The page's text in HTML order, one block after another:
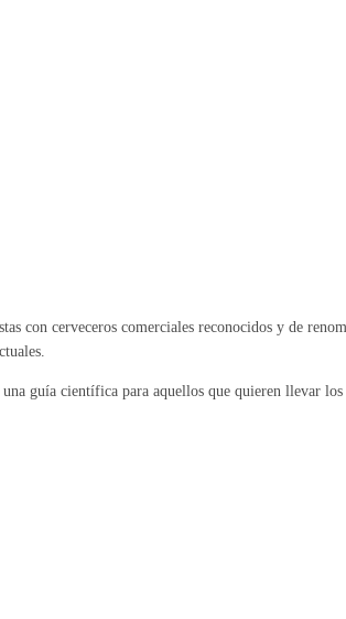
con cerveceros comerciales reconocidos y de
guía científica para aquellos que quieren llevar